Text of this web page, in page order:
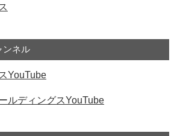
ンネル
YouTube
ルディングスYouTube